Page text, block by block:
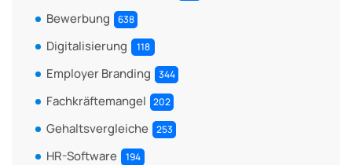
Bewerbung 638
Digitalisierung 118
Employer Branding 344
Fachkräftemangel 202
Gehaltsvergleiche 253
HR-Software 194